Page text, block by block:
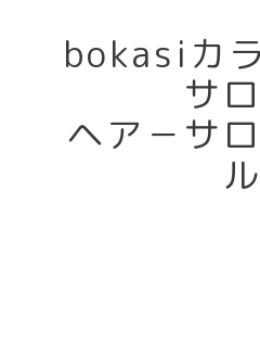
bokasiカ
サ
ヘア－サ
ル